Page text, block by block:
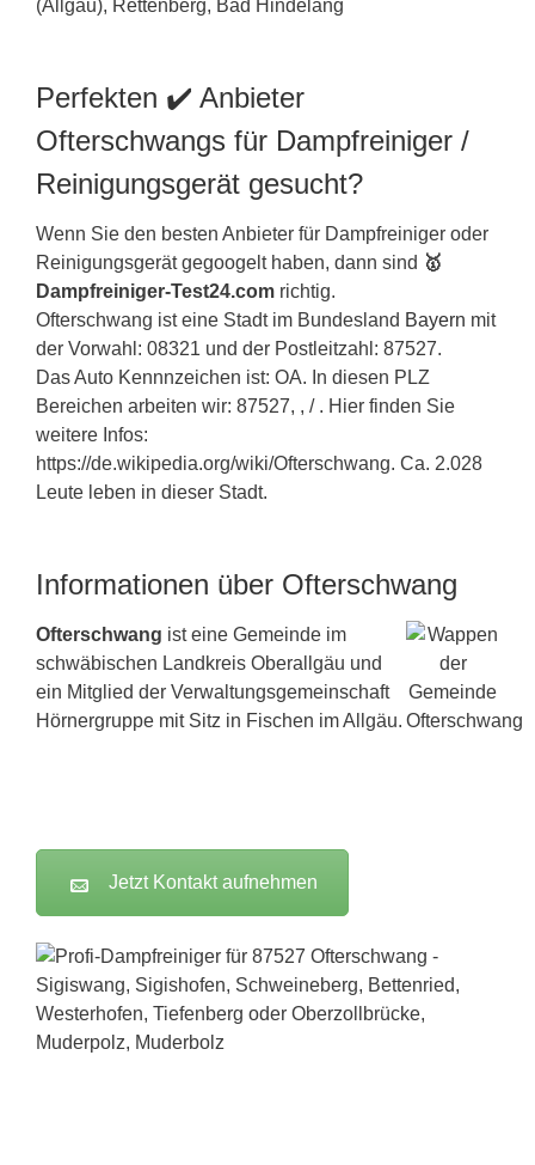
Perfekten ✔️ Anbieter
Ofterschwangs für Dampfreiniger /
Reinigungsgerät gesucht?
Wenn Sie den besten Anbieter für Dampfreiniger oder
Reinigungsgerät gegoogelt haben, dann sind 🥇
Dampfreiniger-Test24.com richtig.
Ofterschwang ist eine Stadt im Bundesland Bayern mit
der Vorwahl: 08321 und der Postleitzahl: 87527.
Das Auto Kennnzeichen ist: OA. In diesen PLZ
Bereichen arbeiten wir: 87527, , / . Hier finden Sie
weitere Infos:
https://de.wikipedia.org/wiki/Ofterschwang. Ca. 2.028
Leute leben in dieser Stadt.
Informationen über Ofterschwang
Ofterschwang ist eine Gemeinde im
schwäbischen Landkreis Oberallgäu und
ein Mitglied der Verwaltungsgemeinschaft
Hörnergruppe mit Sitz in Fischen im Allgäu.
Jetzt Kontakt aufnehmen